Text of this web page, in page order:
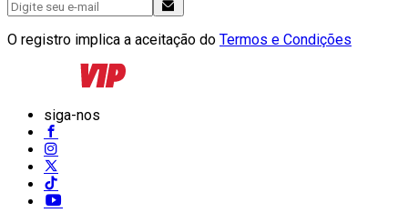
O registro implica a aceitação do Termos e Condições
siga-nos